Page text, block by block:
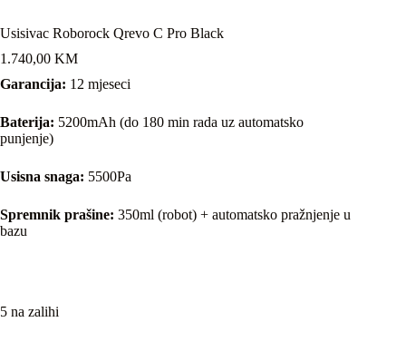
Usisivac Roborock Qrevo C Pro Black
1.740,00 KM
Garancija: 12 mjeseci
Baterija: 5200mAh (do 180 min rada uz automatsko
punjenje)
Usisna snaga: 5500Pa
Spremnik prašine: 350ml (robot) + automatsko pražnjenje u
bazu
5 na zalihi